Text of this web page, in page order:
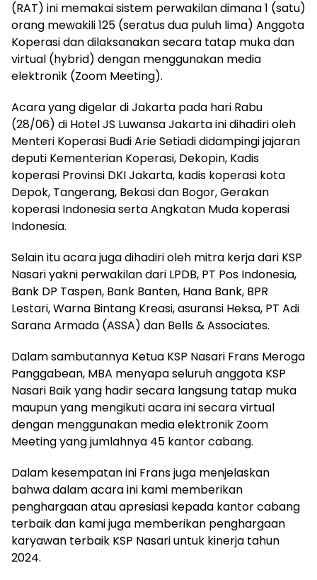
(RAT) ini memakai sistem perwakilan dimana 1 (satu)
orang mewakili 125 (seratus dua puluh lima) Anggota
Koperasi dan dilaksanakan secara tatap muka dan
virtual (hybrid) dengan menggunakan media
elektronik (Zoom Meeting).
Acara yang digelar di Jakarta pada hari Rabu
(28/06) di Hotel JS Luwansa Jakarta ini dihadiri oleh
Menteri Koperasi Budi Arie Setiadi didampingi jajaran
deputi Kementerian Koperasi, Dekopin, Kadis
koperasi Provinsi DKI Jakarta, kadis koperasi kota
Depok, Tangerang, Bekasi dan Bogor, Gerakan
koperasi Indonesia serta Angkatan Muda koperasi
Indonesia.
Selain itu acara juga dihadiri oleh mitra kerja dari KSP
Nasari yakni perwakilan dari LPDB, PT Pos Indonesia,
Bank DP Taspen, Bank Banten, Hana Bank, BPR
Lestari, Warna Bintang Kreasi, asuransi Heksa, PT Adi
Sarana Armada (ASSA) dan Bells & Associates.
Dalam sambutannya Ketua KSP Nasari Frans Meroga
Panggabean, MBA menyapa seluruh anggota KSP
Nasari Baik yang hadir secara langsung tatap muka
maupun yang mengikuti acara ini secara virtual
dengan menggunakan media elektronik Zoom
Meeting yang jumlahnya 45 kantor cabang.
Dalam kesempatan ini Frans juga menjelaskan
bahwa dalam acara ini kami memberikan
penghargaan atau apresiasi kepada kantor cabang
terbaik dan kami juga memberikan penghargaan
karyawan terbaik KSP Nasari untuk kinerja tahun
2024.